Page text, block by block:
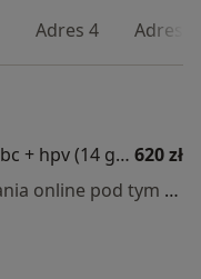
Adres 4 Adres 5
Konsultacja + usg + cytologia lbc + hpv (14 genotypów) 620 zł
Specjalista nie oferuje umawiania online pod tym adresem.